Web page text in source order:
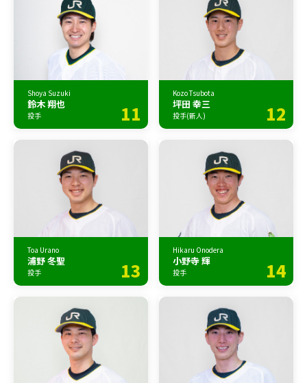
Shoya Suzuki
鈴木 翔也
投手 11
Kozo Tsubota
坪田 幸三
投手(新人) 12
Toa Urano
浦野 冬聖
投手 13
Hikaru Onodera
小野寺 輝
投手 14